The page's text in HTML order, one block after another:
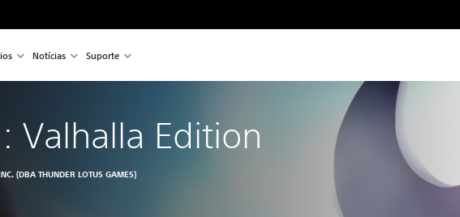
Notícias Suporte
Valhalla Edition
(DBA THUNDER LOTUS GAMES)